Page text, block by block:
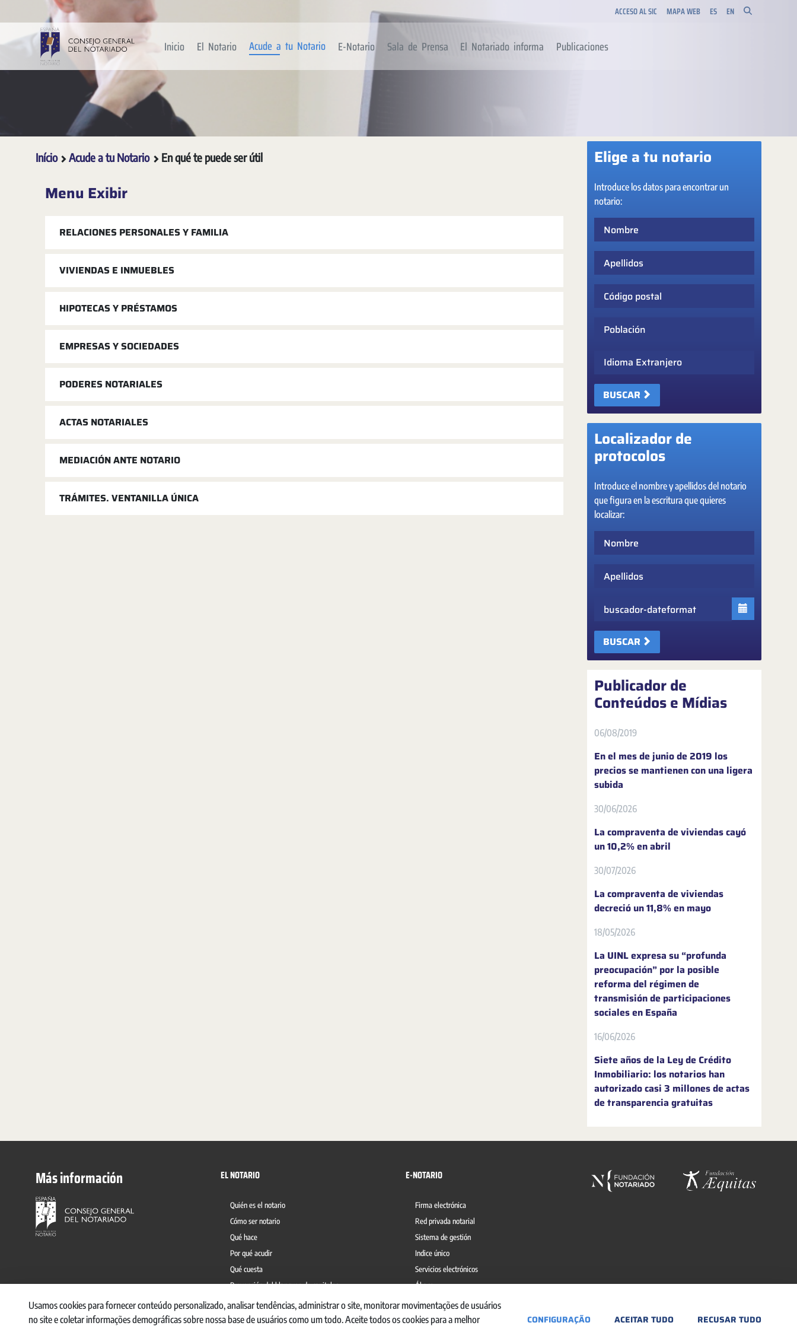
Pular para o Conteúdo principal ACCESO AL SIC MAPA WEB ES EN
Inicio El Notario Acude a tu Notario E-Notario Sala de Prensa El Notariado informa Publicaciones
Início Acude a tu Notario En qué te puede ser útil
Menu Exibir
RELACIONES PERSONALES Y FAMILIA
VIVIENDAS E INMUEBLES
HIPOTECAS Y PRÉSTAMOS
EMPRESAS Y SOCIEDADES
PODERES NOTARIALES
ACTAS NOTARIALES
MEDIACIÓN ANTE NOTARIO
TRÁMITES. VENTANILLA ÚNICA
Elige a tu notario
Introduce los datos para encontrar un
notario:
Idioma Extranjero
BUSCAR
Localizador de
protocolos
Introduce el nombre y apellidos del notario
que figura en la escritura que quieres
localizar:
BUSCAR
Publicador de
Conteúdos e Mídias
06/08/2019
En el mes de junio de 2019 los
precios se mantienen con una ligera
subida
30/06/2026
La compraventa de viviendas cayó
un 10,2% en abril
30/07/2026
La compraventa de viviendas
decreció un 11,8% en mayo
18/05/2026
La UINL expresa su “profunda
preocupación” por la posible
reforma del régimen de
transmisión de participaciones
sociales en España
16/06/2026
Siete años de la Ley de Crédito
Inmobiliario: los notarios han
autorizado casi 3 millones de actas
de transparencia gratuitas
Más información EL NOTARIO
Quién es el notario
Cómo ser notario
Qué hace
Por qué acudir
Qué cuesta
Prevención del blanqueo de capitales
E-NOTARIO
Firma electrónica
Red privada notarial
Sistema de gestión
Indice único
Servicios electrónicos
Ábaco
Usamos cookies para fornecer conteúdo personalizado, analisar tendências, administrar o site, monitorar movimentações de usuários
no site e coletar informações demográficas sobre nossa base de usuários como um todo. Aceite todos os cookies para a melhor
CONFIGURAÇÃO ACEITAR TUDO RECUSAR TUDO